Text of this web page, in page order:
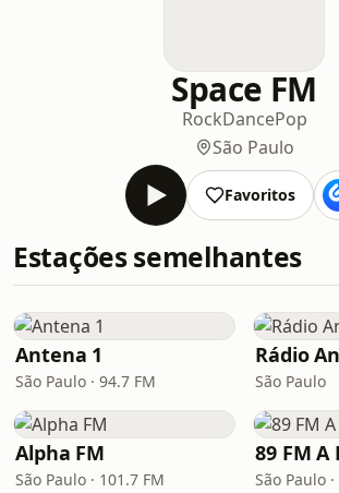
Space FM
RockDancePop
São Paulo
Favoritos
Estações semelhantes
Antena 1
São Paulo · 94.7 FM
Rádio
São Paulo
Alpha FM
São Paulo · 101.7 FM
89 FM A
São Paulo